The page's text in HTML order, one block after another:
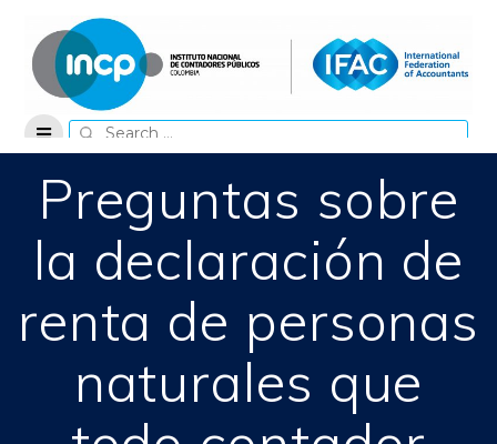
content
Search
for:
Preguntas sobre
la declaración de
renta de personas
naturales que